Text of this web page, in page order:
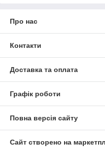
Про нас
Контакти
Доставка та оплата
Графік роботи
Повна версія сайту
Сайт створено на